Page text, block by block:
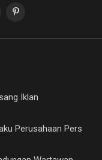
Iklan
Perusahaan Pers